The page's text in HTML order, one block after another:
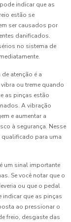
indicar que as
estão se
ser causados por
danificados.
no sistema de
atenção é a
ou treme quando
as pinças estão
A vibração
e aumentar a
à segurança. Nesse
qualificado para uma
um sinal importante
Se você notar que o
ou que o pedal
que as pinças
ao pressionar o
freio, desgaste das